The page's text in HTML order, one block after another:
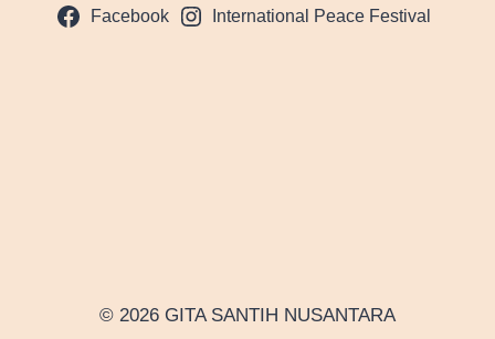
Facebook International Peace Festival
© 2026 GITA SANTIH NUSANTARA